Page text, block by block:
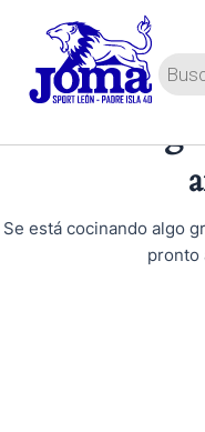
contenido
de
Tenemos
Se está cocinando algo
pronto